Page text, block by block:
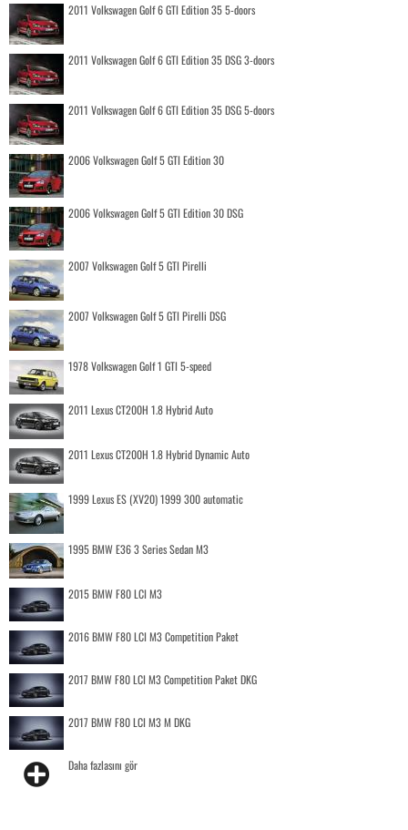
2011 Volkswagen Golf 6 GTI Edition 35 5-doors
2011 Volkswagen Golf 6 GTI Edition 35 DSG 3-doors
2011 Volkswagen Golf 6 GTI Edition 35 DSG 5-doors
2006 Volkswagen Golf 5 GTI Edition 30
2006 Volkswagen Golf 5 GTI Edition 30 DSG
2007 Volkswagen Golf 5 GTI Pirelli
2007 Volkswagen Golf 5 GTI Pirelli DSG
1978 Volkswagen Golf 1 GTI 5-speed
2011 Lexus CT200H 1.8 Hybrid Auto
2011 Lexus CT200H 1.8 Hybrid Dynamic Auto
1999 Lexus ES (XV20) 1999 300 automatic
1995 BMW E36 3 Series Sedan M3
2015 BMW F80 LCI M3
2016 BMW F80 LCI M3 Competition Paket
2017 BMW F80 LCI M3 Competition Paket DKG
2017 BMW F80 LCI M3 M DKG
Daha fazlasını gör